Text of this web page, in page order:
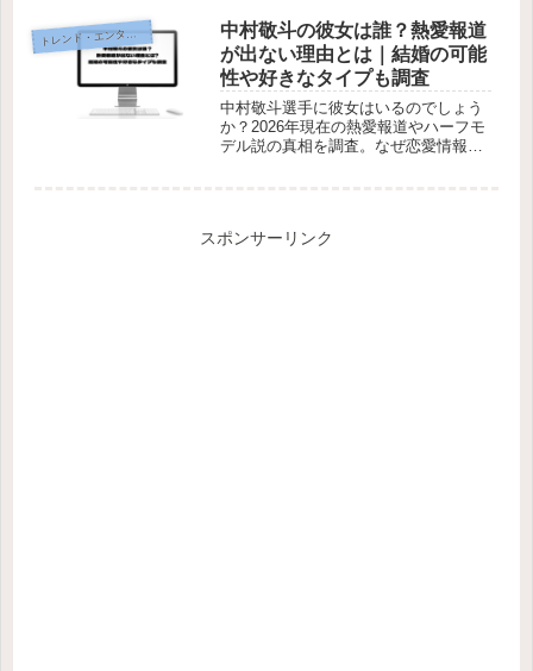
ト
中村敬斗の彼女は誰？熱愛報道
が出ない理由とは｜結婚の可能
性や好きなタイプも調査
中村敬斗選手に彼女はいるのでしょう
か？2026年現在の熱愛報道やハーフモ
デル説の真相を調査。なぜ恋愛情報が
スポンサーリンク